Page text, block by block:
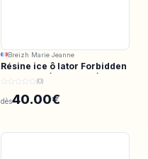
Breizh Marie Jeanne
Résine ice ô lator Forbidden
valley CBD/CBDV 190/73u
(0)
dès40.00€